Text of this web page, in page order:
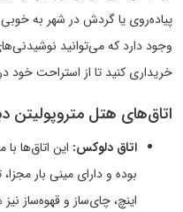
پیاده‌روی یا گردش در شهر به خوبی
وجود دارد که می‌توانید
خریداری کنید تا از استراحت خود
اتاق‌های هتل متروپولیتن
اتاق دلوکس:
اینچ، چای‌ساز و قهوه‌ساز